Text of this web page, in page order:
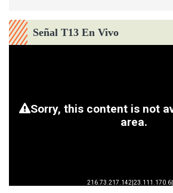
Señal T13 En Vivo